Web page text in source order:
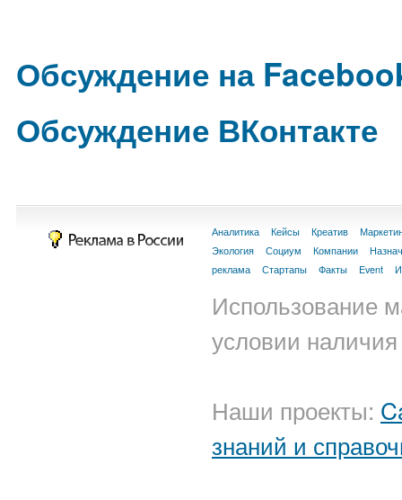
Обсуждение на
Обсуждение ВКонтакте
Аналитика Кейсы Креатив
Экология
Социум Компании
реклама
Стартапы Факты Event
Использование
условии
Наши проекты:
знаний и